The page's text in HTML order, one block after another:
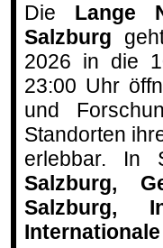
Die Lange
Salzburg
2026 in die
23:00 Uhr
und
Standorten
erlebbar. In
Salzburg,
Salzburg,